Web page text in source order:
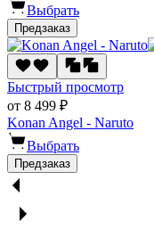
Выбрать
Предзаказ
Быстрый просмотр
от 8 499 ₽
Konan Angel - Naruto
Выбрать
Предзаказ